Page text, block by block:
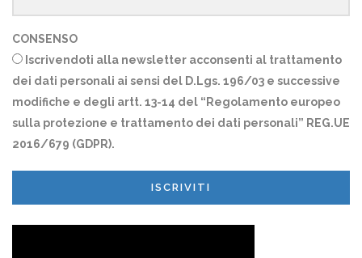
CONSENSO
Iscrivendoti alla newsletter acconsenti al trattamento
dei dati personali ai sensi del D.Lgs. 196/03 e successive
modifiche e degli artt. 13-14 del “Regolamento europeo
sulla protezione e trattamento dei dati personali” REG.UE
2016/679 (GDPR).
ISCRIVITI